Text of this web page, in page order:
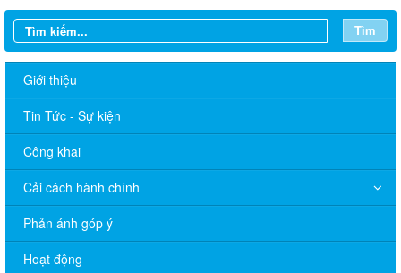
Tìm
Giới thiệu
Tin Tức - Sự kiện
Công khai
Cải cách hành chính
Phản ánh góp ý
Hoạt động
HỘI ĐỒNG NGHĨA VỤ QUÂN SỰ PHƯỜNG TÂN TRIỀU
THÔNG BÁO VỀ VIỆC BỔ SUNG HỒ SƠ, GIẤY XÁC NHẬN
ĐANG HỌC PHỤC VỤ CÔNG TÁC TUYỂN CHỌN VÀ GỌI CÔNG
DÂN NHẬP NGŨ NĂM 2027